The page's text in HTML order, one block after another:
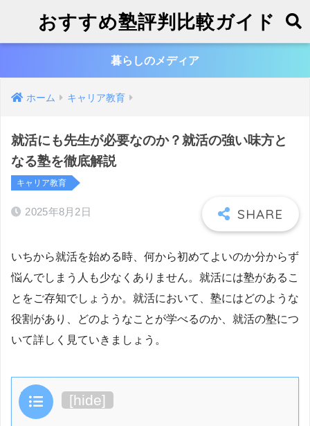
おすすめ塾評判比較ガイド
暮らしのメディア
ホーム キャリア教育
就活にも先生が必要なのか？就活の強い味方と
なる塾を徹底解説
キャリア教育
2025年8月2日
いちから就活を始める時、何から初めてよいのか分からず
悩んでしまう人も少なくありません。就活には塾があるこ
とをご存知でしょうか。就活において、塾にはどのような
役割があり、どのようなことが学べるのか、就活の塾につ
いて詳しく見ていきましょう。
目次 [hide]